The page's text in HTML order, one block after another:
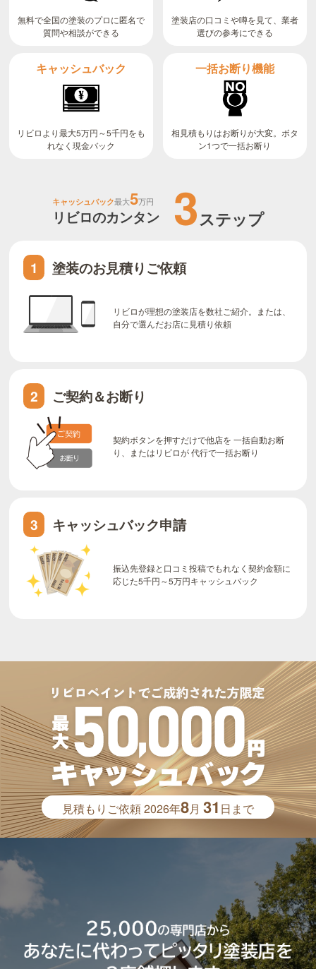
無料で全国の塗装のプロに匿名で
質問や相談ができる
塗装店の口コミや噂を見て、業者
選びの参考にできる
キャッシュバック
リビロより最大5万円～5千円をも
れなく現金バック
一括お断り機能
相見積もりはお断りが大変。ボタ
ン1つで一括お断り
キャッシュバック最大5万円
リビロのカンタン 3ステップ
1 塗装のお見積りご依頼
リビロが理想の塗装店を数社ご紹介。または、
自分で選んだお店に見積り依頼
2 ご契約＆お断り
契約ボタンを押すだけで他店を 一括自動お断
り、またはリビロが 代行で一括お断り
3 キャッシュバック申請
振込先登録と口コミ投稿でもれなく契約金額に
応じた5千円～5万円キャッシュバック
見積もりご依頼2026年8月31 日まで